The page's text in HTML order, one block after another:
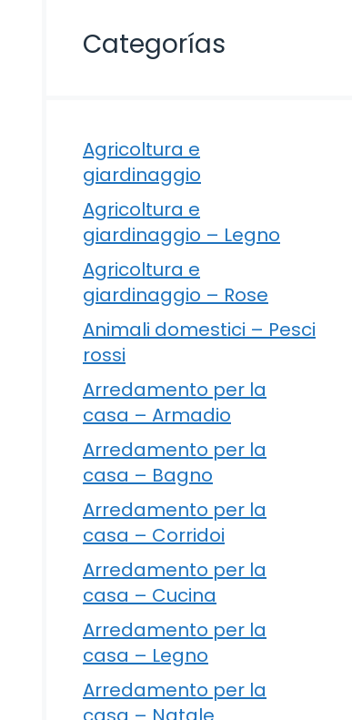
Categorías
Agricoltura e
giardinaggio
Agricoltura e
giardinaggio – Legno
Agricoltura e
giardinaggio – Rose
Animali domestici – Pesci
rossi
Arredamento per la
casa – Armadio
Arredamento per la
casa – Bagno
Arredamento per la
casa – Corridoi
Arredamento per la
casa – Cucina
Arredamento per la
casa – Legno
Arredamento per la